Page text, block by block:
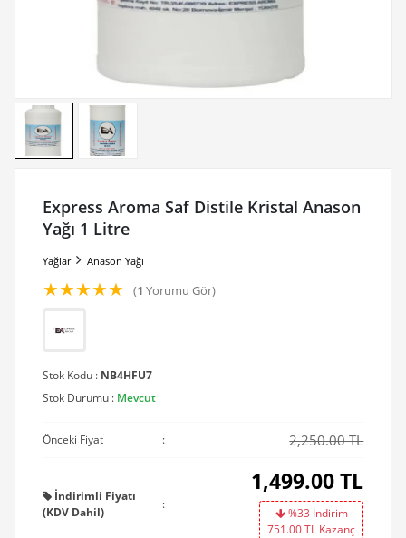
Express Aroma Saf Distile Kristal Anason
Yağı 1 Litre
Yağlar Anason Yağı
★★★★★ (1 Yorumu Gör)
Stok Kodu : NB4HFU7
Stok Durumu : Mevcut
Önceki Fiyat : 2,250.00 TL
İndirimli Fiyatı
(KDV Dahil)
:
1,499.00TL
%33 İndirim
751.00TL Kazanç